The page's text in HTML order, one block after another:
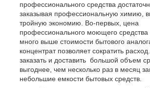
профессионального средства
заказывая профессиональную химию,
тройную экономию. Во-первых, цена
профессионального моющего средства
много выше стоимости бытового
концентрат позволяет сократить
заказать и доставить большой объем
выгоднее, чем несколько раз в месяц
небольшие емкости бытовых средств.